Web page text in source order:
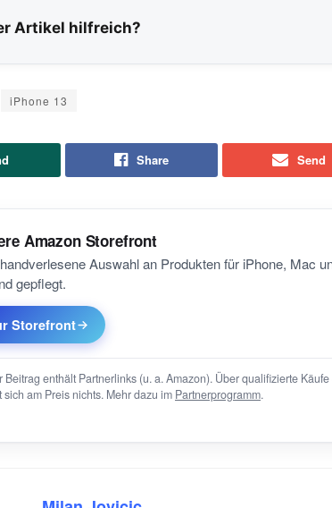
Artikel hilfreich?
iPhone 13
Share Send
Amazon Storefront
Auswahl an Produkten für iPhone, Mac
gepflegt.
Storefront
Beitrag enthält Partnerlinks (u. a. Amazon). Über qualifizierte
sich am Preis nichts. Mehr dazu im Partnerprogramm.